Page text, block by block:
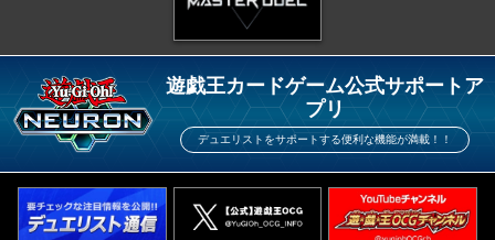
遊戯王カードゲーム公式サポートア
プリ
デュエリストをサポートする便利な機能が満載！！